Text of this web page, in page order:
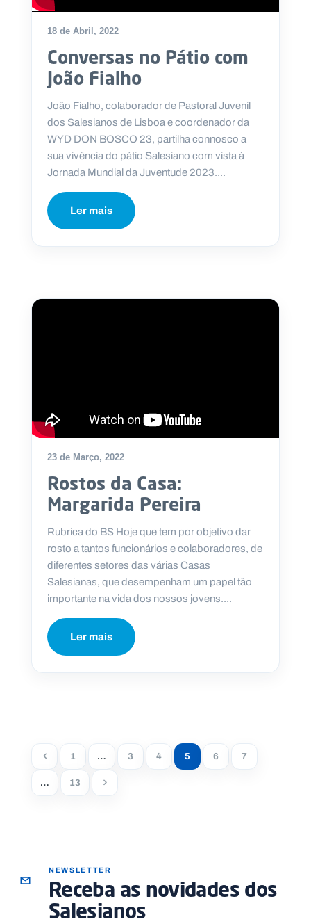
18 de Abril, 2022
Conversas no Pátio com
João Fialho
João Fialho, colaborador de Pastoral Juvenil
dos Salesianos de Lisboa e coordenador da
WYD DON BOSCO 23, partilha connosco a
sua vivência do pátio Salesiano com vista à
Jornada Mundial da Juventude 2023....
Ler mais
23 de Março, 2022
Rostos da Casa:
Margarida Pereira
Rubrica do BS Hoje que tem por objetivo dar
rosto a tantos funcionários e colaboradores, de
diferentes setores das várias Casas
Salesianas, que desempenham um papel tão
importante na vida dos nossos jovens....
Ler mais
1 … 3 4 5 6
7
…
13
NEWSLETTER
Receba as novidades dos
Salesianos